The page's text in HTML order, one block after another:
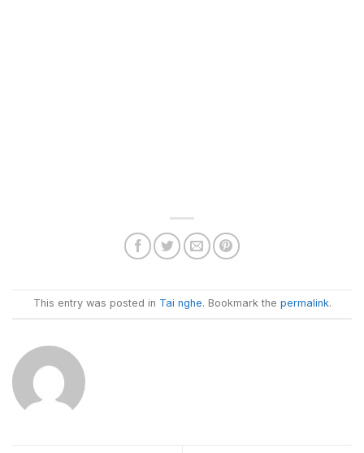
This entry was posted in Tai nghe. Bookmark the permalink.